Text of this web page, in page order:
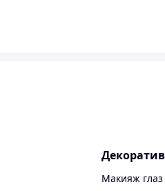
Макияж глаз